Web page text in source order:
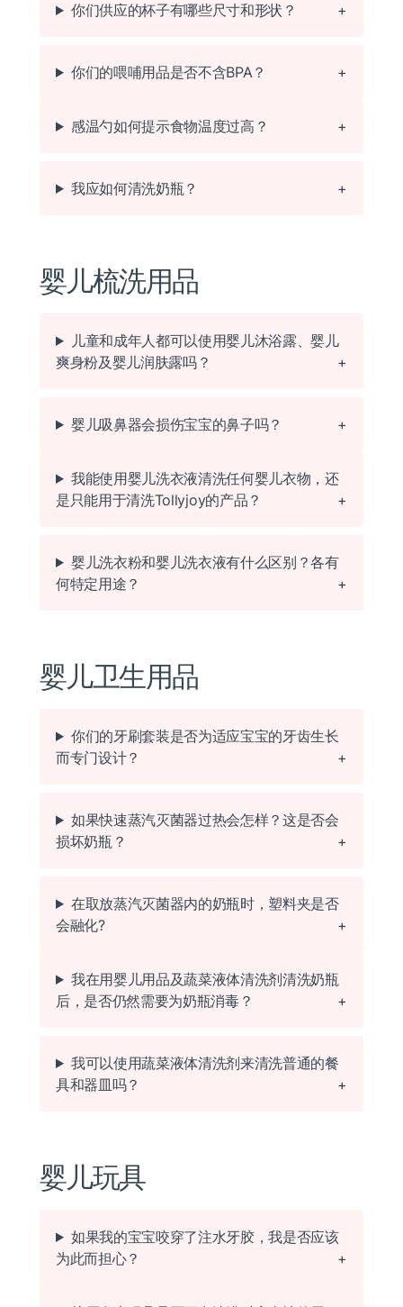
你们供应的杯子有哪些尺寸和形状？
你们的喂哺用品是否不含BPA？
感温勺如何提示食物温度过高？
我应如何清洗奶瓶？
婴儿梳洗用品
儿童和成年人都可以使用婴儿沐浴露、婴儿
爽身粉及婴儿润肤露吗？
婴儿吸鼻器会损伤宝宝的鼻子吗？
我能使用婴儿洗衣液清洗任何婴儿衣物，还
是只能用于清洗Tollyjoy的产品？
婴儿洗衣粉和婴儿洗衣液有什么区别？各有
何特定用途？
婴儿卫生用品
你们的牙刷套装是否为适应宝宝的牙齿生长
而专门设计？
如果快速蒸汽灭菌器过热会怎样？这是否会
损坏奶瓶？
在取放蒸汽灭菌器内的奶瓶时，塑料夹是否
会融化?
我在用婴儿用品及蔬菜液体清洗剂清洗奶瓶
后，是否仍然需要为奶瓶消毒？
我可以使用蔬菜液体清洗剂来清洗普通的餐
具和器皿吗？
婴儿玩具
如果我的宝宝咬穿了注水牙胶，我是否应该
为此而担心？